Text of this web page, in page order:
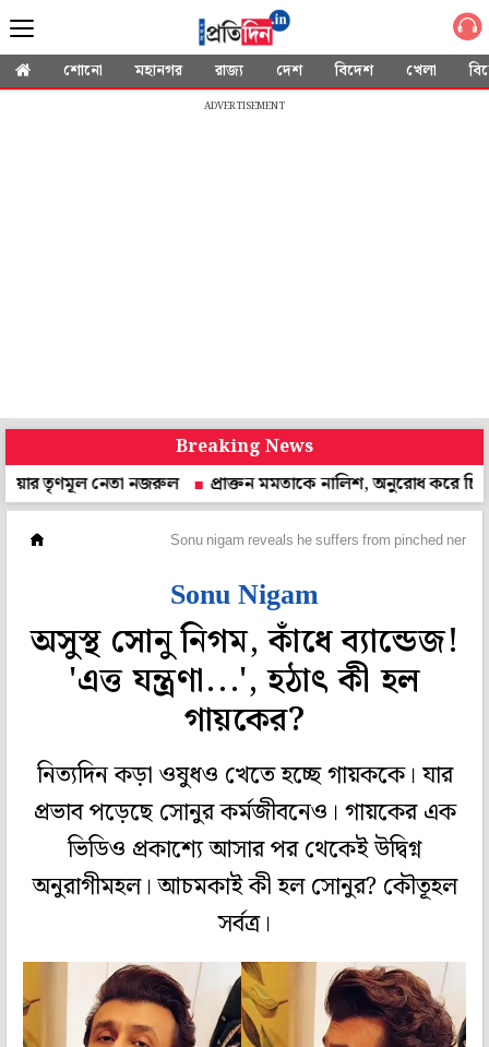
শোনো মহানগর রাজ্য দেশ বিদেশ খেলা
ADVERTISEMENT
Breaking News
নেতা নজরুল
প্রাক্তন মমতাকে নালিশ, অনুরোধ করে চিঠি! উত্তর দেবেন
Sonu nigam reveals he suffers from pinched nerves
Sonu Nigam
অসুস্থ সোনু নিগম, কাঁধে ব্যান্ডেজ!
'এত্ত যন্ত্রণা...', হঠাৎ কী হল
গায়কের?
নিত্যদিন কড়া ওষুধও খেতে হচ্ছে গায়ককে। যার
প্রভাব পড়েছে সোনুর কর্মজীবনেও। গায়কের এক
ভিডিও প্রকাশ্যে আসার পর থেকেই উদ্বিগ্ন
অনুরাগীমহল। আচমকাই কী হল সোনুর? কৌতূহল
সর্বত্র।